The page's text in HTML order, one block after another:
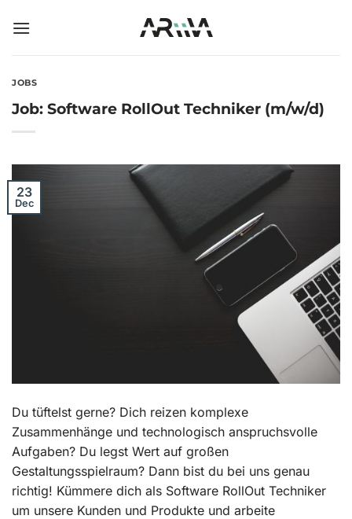
JOBS
Job: Software RollOut Techniker (m/w/d)
23
Dec
Du tüftelst gerne? Dich reizen komplexe
Zusammenhänge und technologisch anspruchsvolle
Aufgaben? Du legst Wert auf großen
Gestaltungsspielraum? Dann bist du bei uns genau
richtig! Kümmere dich als Software RollOut Techniker
um unsere Kunden und Produkte und arbeite